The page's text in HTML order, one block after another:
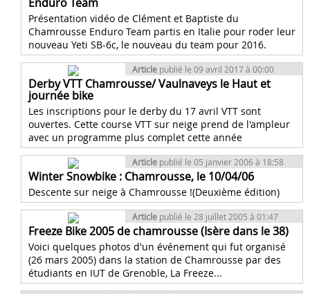
Présentation vidéo de Clément et Baptiste du
Chamrousse Enduro Team partis en Italie pour roder leur
nouveau Yeti SB-6c, le nouveau du team pour 2016.
Article publié le 09 avril 2017 à 00:00
Derby VTT Chamrousse/ Vaulnaveys le Haut et
journée bike
Les inscriptions pour le derby du 17 avril VTT sont
ouvertes. Cette course VTT sur neige prend de l'ampleur
avec un programme plus complet cette année
Article publié le 05 janvier 2006 à 18:58
Winter Snowbike : Chamrousse, le 10/04/06
Descente sur neige à Chamrousse !(Deuxième édition)
Article publié le 28 juillet 2005 à 01:47
Freeze Bike 2005 de chamrousse (Isère dans le 38)
Voici quelques photos d'un événement qui fut organisé
(26 mars 2005) dans la station de Chamrousse par des
étudiants en IUT de Grenoble, La Freeze...